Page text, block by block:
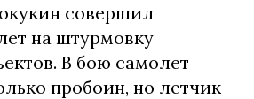
совершил
на штурмовку
В бою самолет
пробоин, но летчик